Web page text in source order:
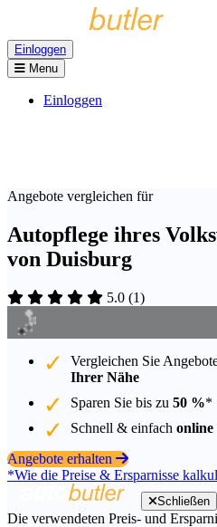
Einloggen
Menu
Einloggen
Angebote vergleichen für
Autopflege ihres
von Duisburg
5.0 (1)
Vergleichen Sie
Ihrer Nähe
Sparen Sie bis zu 50 %*
Schnell & einfach online
Angebote erhalten
*Wie die Preise & Ersparnisse
Schließen
Die verwendeten Preis- und